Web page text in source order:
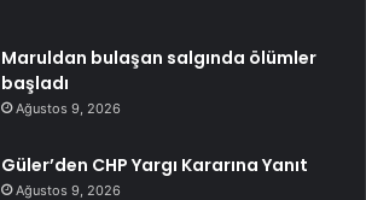
Maruldan bulaşan salgında ölümler
başladı
Ağustos 9, 2026
Güler’den CHP Yargı Kararına Yanıt
Ağustos 9, 2026